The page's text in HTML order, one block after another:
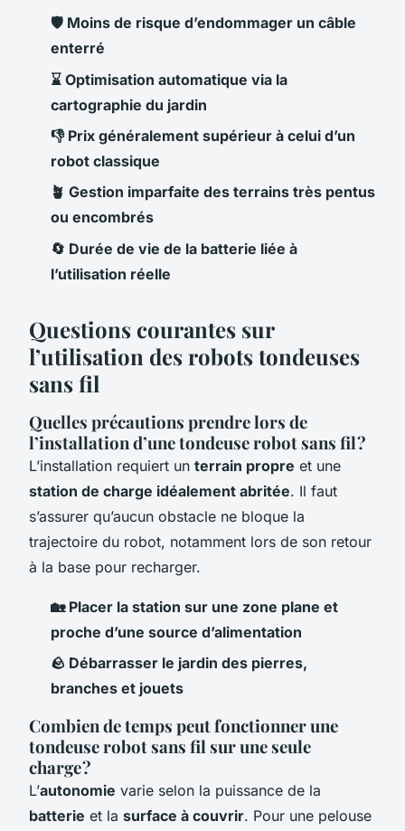
🛡️ Moins de risque d’endommager un câble
enterré
⌛ Optimisation automatique via la
cartographie du jardin
👎 Prix généralement supérieur à celui d’un
robot classique
🪴 Gestion imparfaite des terrains très pentus
ou encombrés
🔄 Durée de vie de la batterie liée à
l’utilisation réelle
Questions courantes sur
l’utilisation des robots tondeuses
sans fil
Quelles précautions prendre lors de
l’installation d’une tondeuse robot sans fil ?
L’installation requiert un terrain propre et une
station de charge idéalement abritée. Il faut
s’assurer qu’aucun obstacle ne bloque la
trajectoire du robot, notamment lors de son retour
à la base pour recharger.
🏡 Placer la station sur une zone plane et
proche d’une source d’alimentation
🪨 Débarrasser le jardin des pierres,
branches et jouets
Combien de temps peut fonctionner une
tondeuse robot sans fil sur une seule
charge ?
L’autonomie varie selon la puissance de la
batterie et la surface à couvrir. Pour une pelouse